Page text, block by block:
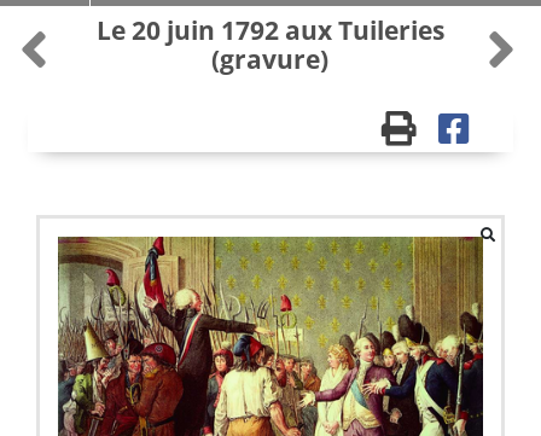
Le 20 juin 1792 aux Tuileries
(gravure)